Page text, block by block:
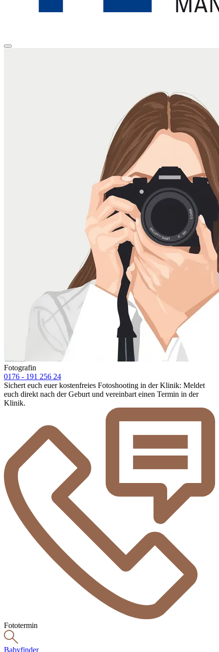
Fotografin
0176 - 191 256 24
Sichert euch euer kostenfreies Fotoshooting in der Klinik: Meldet
euch direkt nach der Geburt und vereinbart einen Termin in der
Klinik.
Fototermin
Babyfinder